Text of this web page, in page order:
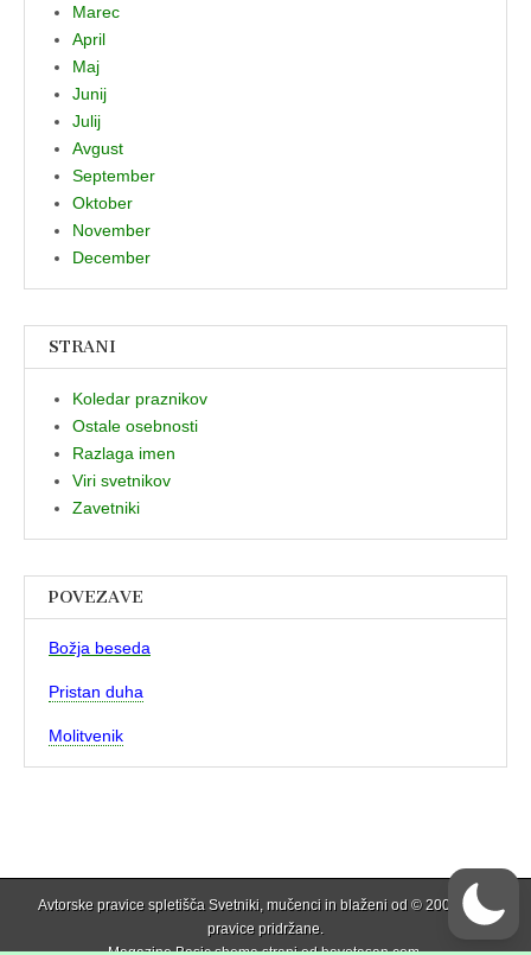
Marec
April
Maj
Junij
Julij
Avgust
September
Oktober
November
December
STRANI
Koledar praznikov
Ostale osebnosti
Razlaga imen
Viri svetnikov
Zavetniki
POVEZAVE
Božja beseda
Pristan duha
Molitvenik
Avtorske pravice spletišča Svetniki, mučenci in blaženi od © 2006 . Vse
pravice pridržane.